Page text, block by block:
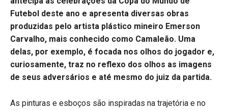
Futebol deste ano e apresenta diversas obras
produzidas pelo artista plástico mineiro Emerson
Carvalho, mais conhecido como Camaleão. Uma
delas, por exemplo, é focada nos olhos do jogador e,
curiosamente, traz no reflexo dos olhos as imagens
de seus adversários e até mesmo do juiz da partida.
As pinturas e esboços são inspiradas na trajetória e no